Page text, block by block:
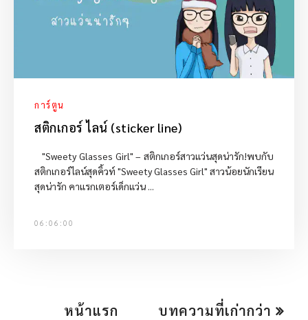
การ์ตูน
สติกเกอร์ ไลน์ (sticker line)
"Sweety Glasses Girl" – สติกเกอร์สาวแว่นสุดน่ารัก!พบกับ
สติกเกอร์ไลน์สุดคิ้วท์ "Sweety Glasses Girl" สาวน้อยนักเรียน
สุดน่ารัก คาแรกเตอร์เด็กแว่น ...
06:06:00
บทความที่เก่ากว่า
หน้าแรก